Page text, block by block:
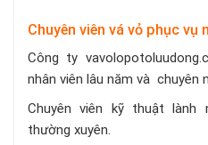
Chuyên viên vá vỏ phục vụ
Công ty
nhân viên lâu năm và chuyên
Chuyên viên kỹ thuật
thường xuyên.